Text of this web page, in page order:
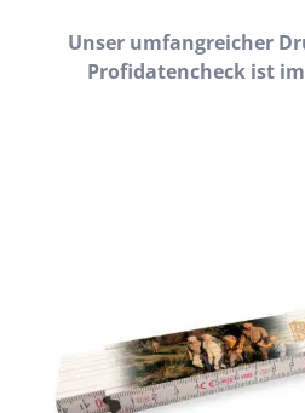
Unser umfangreicher
Profidatencheck ist